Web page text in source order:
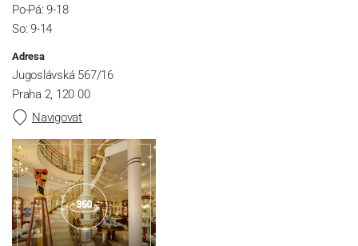
Po-Pá: 9-18
So: 9-14
Adresa
Jugoslávská 567/16
Praha 2, 120 00
Navigovat